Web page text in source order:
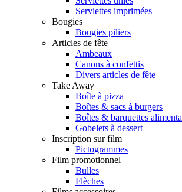
Serviettes imprimées
Bougies
Bougies piliers
Articles de fête
Ambeaux
Canons à confettis
Divers articles de fête
Take Away
Boîte à pizza
Boîtes & sacs à burgers
Boîtes & barquettes
Gobelets à dessert
Inscription sur film
Pictogrammes
Film promotionnel
Bulles
Flèches